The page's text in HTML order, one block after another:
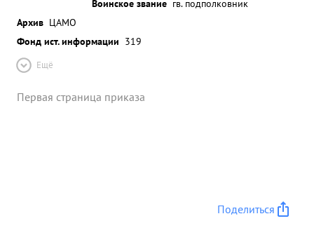
Воинское звание гв. подполковник
Архив ЦАМО
Фонд ист. информации 319
Ещё
Первая страница приказа
Поделиться